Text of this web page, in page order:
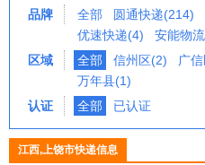
品牌 全部 圆通快递(214)
优速快递(4)
安能物
区域
全部 信州区(2) 广
万年县(1)
认证
全部 已认证
江西,上饶市快递信息